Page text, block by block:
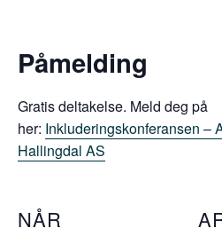
Påmelding
Gratis deltakelse. Meld deg på
her: Inkluderingskonferansen –
Hallingdal AS
NÅR